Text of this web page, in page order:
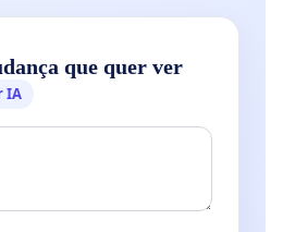
que quer ver
IA